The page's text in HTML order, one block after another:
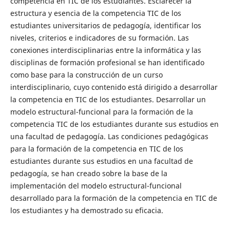
estructura y esencia de la competencia TIC de los
estudiantes universitarios de pedagogía, identificar los
niveles, criterios e indicadores de su formación. Las
conexiones interdisciplinarias entre la informática y las
disciplinas de formación profesional se han identificado
como base para la construcción de un curso
interdisciplinario, cuyo contenido está dirigido a desarrollar
la competencia en TIC de los estudiantes. Desarrollar un
modelo estructural-funcional para la formación de la
competencia TIC de los estudiantes durante sus estudios en
una facultad de pedagogía. Las condiciones pedagógicas
para la formación de la competencia en TIC de los
estudiantes durante sus estudios en una facultad de
pedagogía, se han creado sobre la base de la
implementación del modelo estructural-funcional
desarrollado para la formación de la competencia en TIC de
los estudiantes y ha demostrado su eficacia.